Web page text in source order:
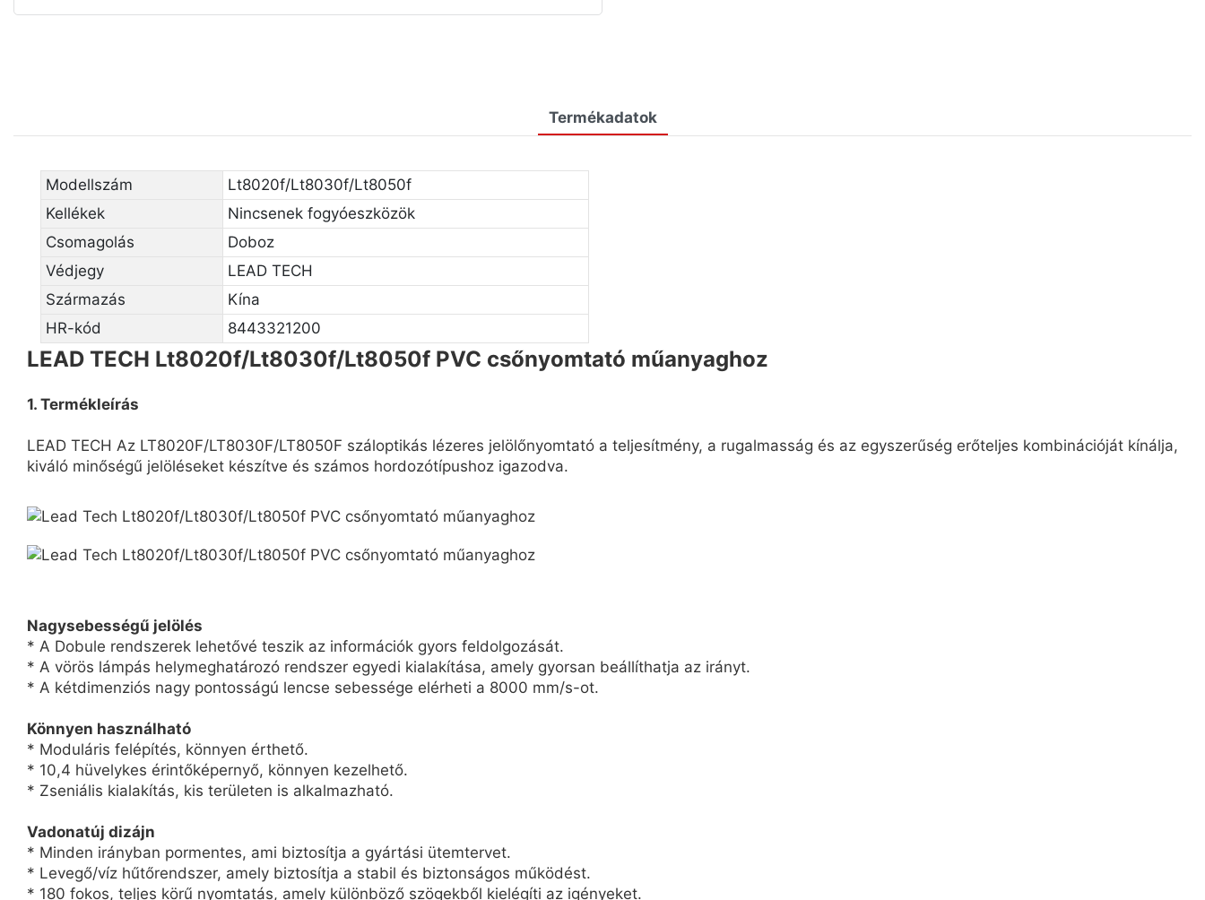
Termékadatok
Modellszám
Lt8020f/Lt8030f/Lt8050f
Kellékek
Nincsenek fogyóeszközök
Csomagolás
Doboz
Védjegy
LEAD TECH
Származás
Kína
HR-kód
8443321200
LEAD TECH Lt8020f/Lt8030f/Lt8050f PVC csőnyomtató műanyaghoz
1. Termékleírás
LEAD TECH Az LT8020F/LT8030F/LT8050F száloptikás lézeres jelölőnyomtató a teljesítmény, a rugalmasság és az egyszerűség erőteljes kombinációját kínálja,
kiváló minőségű jelöléseket készítve és számos hordozótípushoz igazodva.
Nagysebességű jelölés
* A Dobule rendszerek lehetővé teszik az információk gyors feldolgozását.
* A vörös lámpás helymeghatározó rendszer egyedi kialakítása, amely gyorsan beállíthatja az irányt.
* A kétdimenziós nagy pontosságú lencse sebessége elérheti a 8000 mm/s-ot.
Könnyen használható
* Moduláris felépítés, könnyen érthető.
* 10,4 hüvelykes érintőképernyő, könnyen kezelhető.
* Zseniális kialakítás, kis területen is alkalmazható.
Vadonatúj dizájn
* Minden irányban pormentes, ami biztosítja a gyártási ütemtervet.
* Levegő/víz hűtőrendszer, amely biztosítja a stabil és biztonságos működést.
* 180 fokos, teljes körű nyomtatás, amely különböző szögekből kielégíti az igényeket.